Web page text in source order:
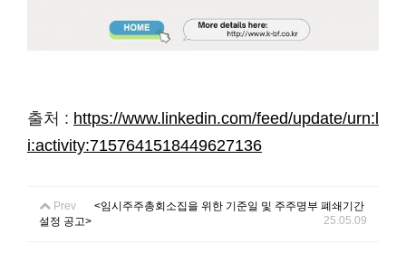
출처 : https://www.linkedin.com/feed/update/urn:l
i:activity:7157641518449627136
Prev
<임시주주총회소집을 위한 기준일 및 주주명부 폐쇄기간
설정 공고>
25.05.09